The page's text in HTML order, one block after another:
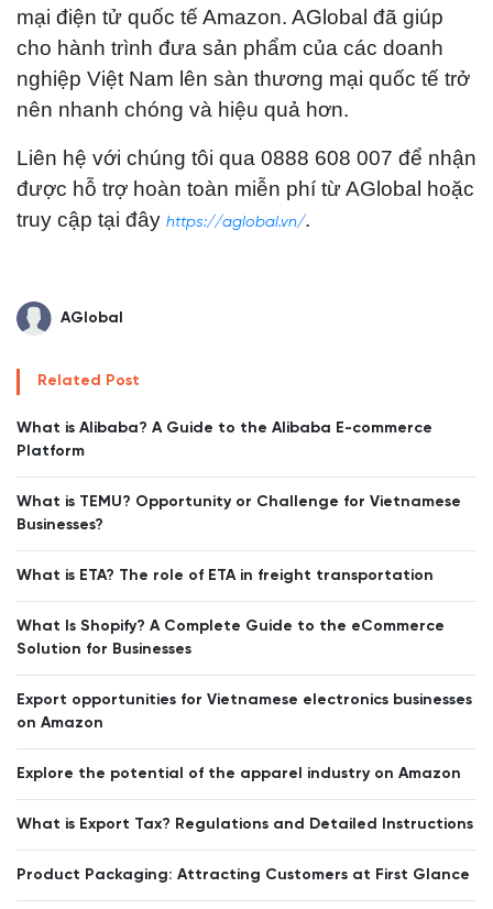
mại điện tử quốc tế Amazon. AGlobal đã giúp
cho hành trình đưa sản phẩm của các doanh
nghiệp Việt Nam lên sàn thương mại quốc tế trở
nên nhanh chóng và hiệu quả hơn.
Liên hệ với chúng tôi qua 0888 608 007 để nhận
được hỗ trợ hoàn toàn miễn phí từ AGlobal hoặc
truy cập tại đây https://aglobal.vn/.
AGlobal
Related Post
What is Alibaba? A Guide to the Alibaba E-commerce
Platform
What is TEMU? Opportunity or Challenge for Vietnamese
Businesses?
What is ETA? The role of ETA in freight transportation
What Is Shopify? A Complete Guide to the eCommerce
Solution for Businesses
Export opportunities for Vietnamese electronics businesses
on Amazon
Explore the potential of the apparel industry on Amazon
What is Export Tax? Regulations and Detailed Instructions
Product Packaging: Attracting Customers at First Glance